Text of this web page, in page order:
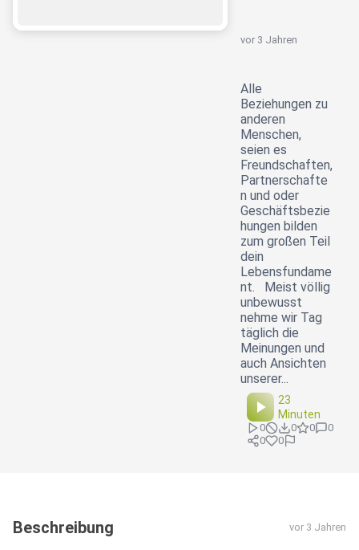
vor 3 Jahren
Alle
Beziehungen zu
anderen
Menschen,
seien es
Freundschaften,
Partnerschafte
n und oder
Geschäftsbezie
hungen bilden
zum großen Teil
dein
Lebensfundame
nt. Meist völlig
unbewusst
nehme wir Tag
täglich die
Meinungen und
auch Ansichten
unserer...
23
Minuten
0 0 0
0
0
0
Beschreibung vor 3 Jahren